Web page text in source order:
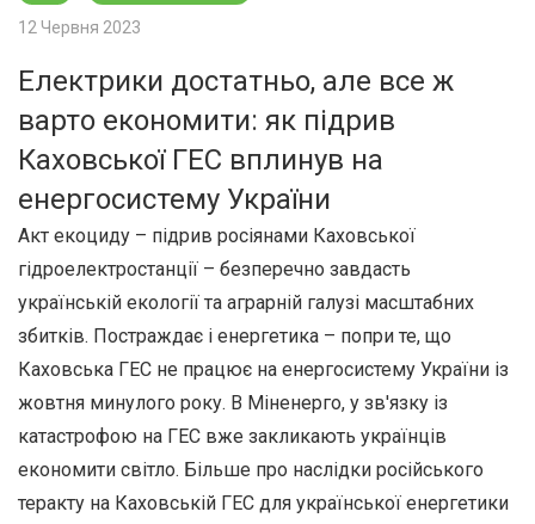
12 Червня 2023
Електрики достатньо, але все ж
варто економити: як підрив
Каховської ГЕС вплинув на
енергосистему України
Акт екоциду – підрив росіянами Каховської
гідроелектростанції – безперечно завдасть
українській екології та аграрній галузі масштабних
збитків. Постраждає і енергетика – попри те, що
Каховська ГЕС не працює на енергосистему України із
жовтня минулого року. В Міненерго, у зв'язку із
катастрофою на ГЕС вже закликають українців
економити світло. Більше про наслідки російського
теракту на Каховській ГЕС для української енергетики